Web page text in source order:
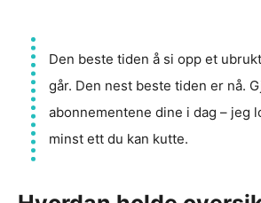
Den beste tiden å si opp et
går. Den nest beste tiden er nå.
abonnementene dine i dag – jeg
minst ett du kan kutte.